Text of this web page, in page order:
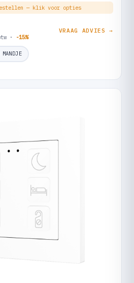
— klik voor opties
· -15%
VRAAG ADVIES →